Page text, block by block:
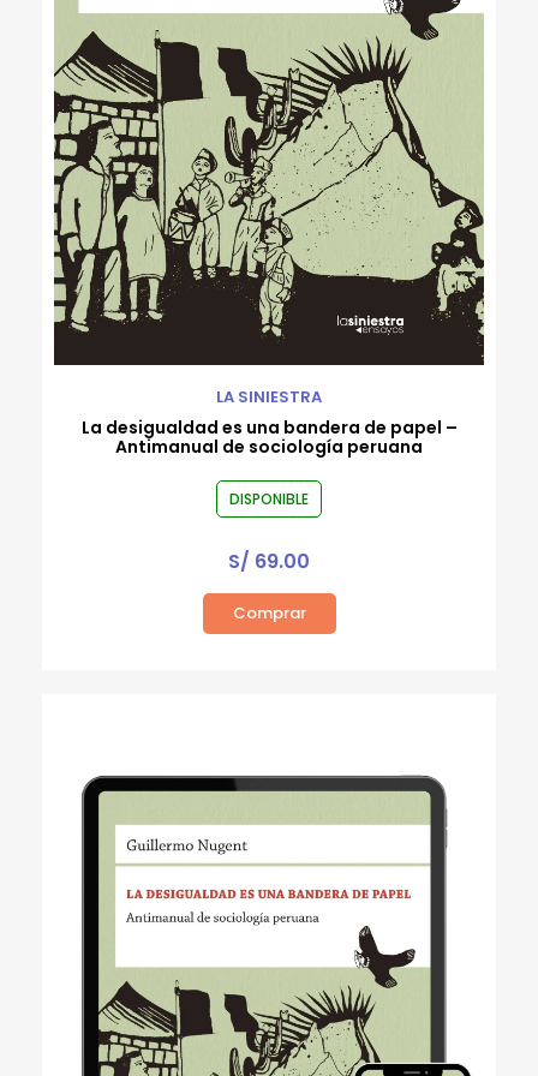
Rafael Flórez-Estrada
Robert Gammon
Roberto Bernui
Roberto Reyes Tarazona
Rodrigo Luque
Ronald Rivera Cachique
Rossana Sala
Valeria Venegas
Varios autores
Wayo Saravia
LA SINIESTRA
La desigualdad es una bandera de papel –
Antimanual de sociología peruana
DISPONIBLE
S/ 69.00
Comprar